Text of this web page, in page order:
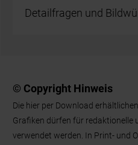
Detailfragen und
© Copyright Hinweis
Die hier per Download
Grafiken dürfen für redaktionelle
verwendet werden. In Print- und